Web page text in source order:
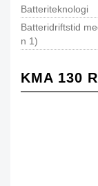
Batteriteknologi
Batteridriftstid
n 1)
KMA 130 R